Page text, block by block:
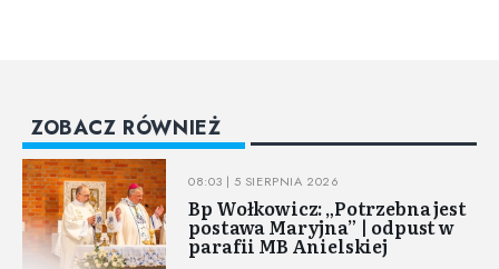
ZOBACZ RÓWNIEŻ
08:03 | 5 SIERPNIA 2026
Bp Wołkowicz: „Potrzebna jest
postawa Maryjna” | odpust w
parafii MB Anielskiej